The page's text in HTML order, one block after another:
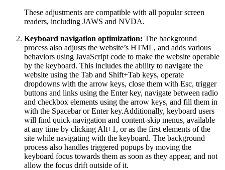
These adjustments are compatible with all popular screen
readers, including JAWS and NVDA.
Keyboard navigation optimization: The background
process also adjusts the website’s HTML, and adds various
behaviors using JavaScript code to make the website operable
by the keyboard. This includes the ability to navigate the
website using the Tab and Shift+Tab keys, operate
dropdowns with the arrow keys, close them with Esc, trigger
buttons and links using the Enter key, navigate between radio
and checkbox elements using the arrow keys, and fill them in
with the Spacebar or Enter key.Additionally, keyboard users
will find quick-navigation and content-skip menus, available
at any time by clicking Alt+1, or as the first elements of the
site while navigating with the keyboard. The background
process also handles triggered popups by moving the
keyboard focus towards them as soon as they appear, and not
allow the focus drift outside of it.